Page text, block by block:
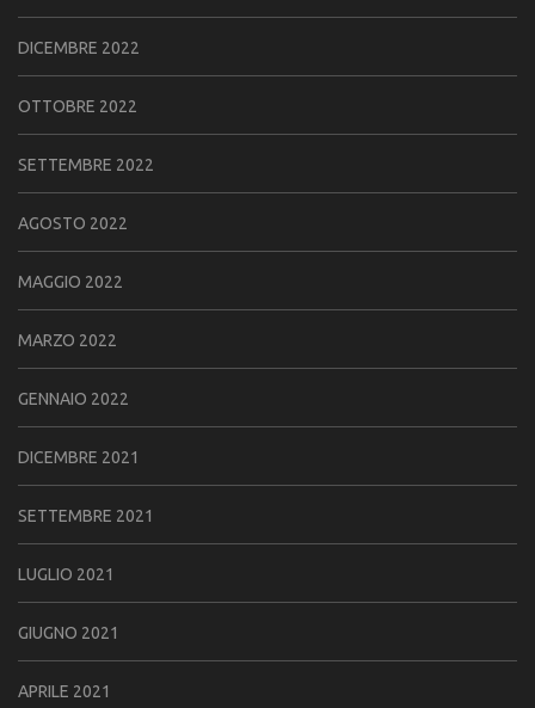
DICEMBRE 2022
OTTOBRE 2022
SETTEMBRE 2022
AGOSTO 2022
MAGGIO 2022
MARZO 2022
GENNAIO 2022
DICEMBRE 2021
SETTEMBRE 2021
LUGLIO 2021
GIUGNO 2021
APRILE 2021